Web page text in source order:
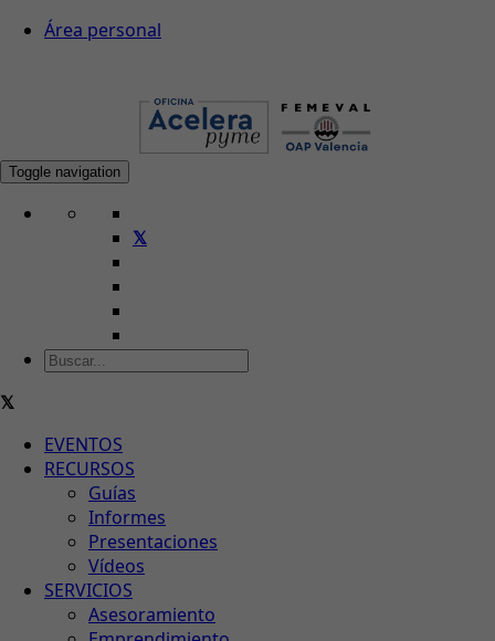
Área personal
Toggle navigation
EVENTOS
RECURSOS
Guías
Informes
Presentaciones
Vídeos
SERVICIOS
Asesoramiento